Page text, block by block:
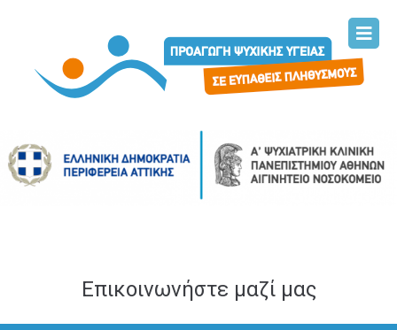
Επικοινωνήστε μαζί μας